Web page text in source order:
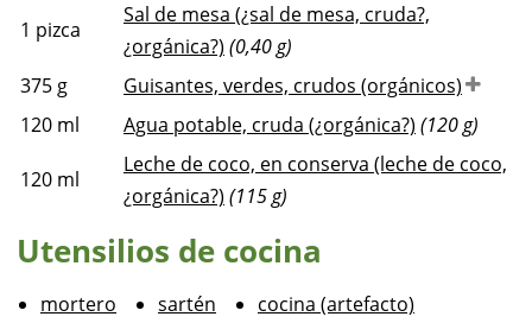
1 pizca
Sal de mesa (¿sal de mesa, cruda?,
¿orgánica?) (0,40 g)
375 g
Guisantes, verdes, crudos (orgánicos)
120 ml Agua potable, cruda (¿orgánica?) (120 g)
120 ml
Leche de coco, en conserva (leche de coco,
¿orgánica?) (115 g)
Utensilios de cocina
mortero sartén cocina (artefacto)